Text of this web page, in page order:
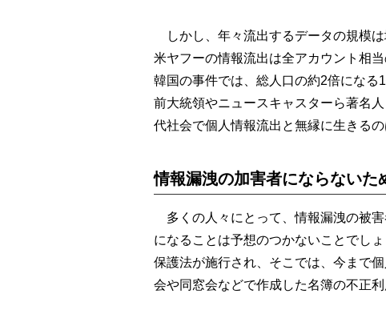
しかし、年々流出するデータの規模
米ヤフーの情報流出は全アカウント相
韓国の事件では、総人口の約2倍になる
前大統領やニュースキャスターら著名
代社会で個人情報流出と無縁に生きる
情報漏洩の加害者にならないた
多くの人々にとって、情報漏洩の被
になることは予想のつかないことでし
保護法が施行され、そこでは、今まで
会や同窓会などで作成した名簿の不正